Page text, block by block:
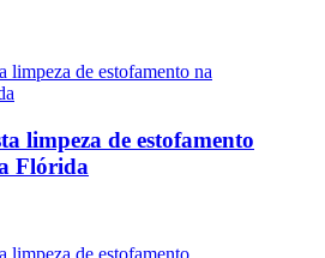
limpeza de estofamento
Flórida